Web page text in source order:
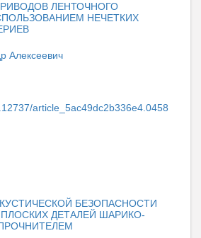
ЛЕНТОЧНОГО
НЕЧЕТКИХ
Алексеевич
article_5ac49dc2b336e4.0458
БЕЗОПАСНОСТИ
ДЕТАЛЕЙ ШАРИКО-